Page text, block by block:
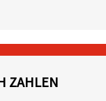
ZAHLEN